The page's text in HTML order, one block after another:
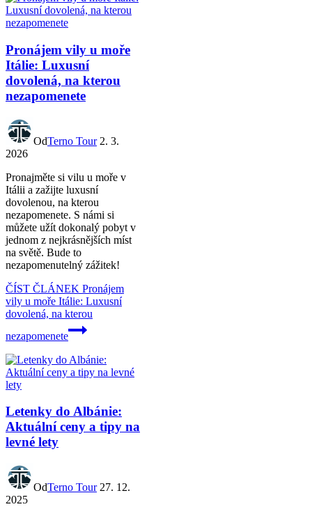
Pronájem vily u moře
Itálie: Luxusní
dovolená, na kterou
nezapomenete
OdTerno Tour 2. 3.
2026
Pronajměte si vilu u moře v
Itálii a zažijte luxusní
dovolenou, na kterou
nezapomenete. S námi si
můžete užít dokonalý pobyt v
jednom z nejkrásnějších míst
na světě. Bude to
nezapomenutelný zážitek!
ČÍST ČLÁNEK Pronájem
vily u moře Itálie: Luxusní
dovolená, na kterou
nezapomenete
Letenky do Albánie:
Aktuální ceny a tipy na
levné lety
OdTerno Tour 27. 12.
2025